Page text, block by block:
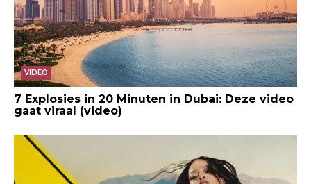
VIDEO
7 Explosies in 20 Minuten in Dubai: Deze video
gaat viraal (video)